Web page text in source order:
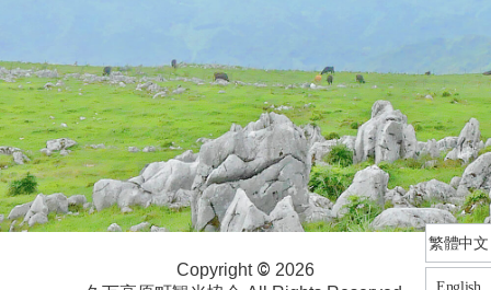
繁體中文
Copyright © 2026